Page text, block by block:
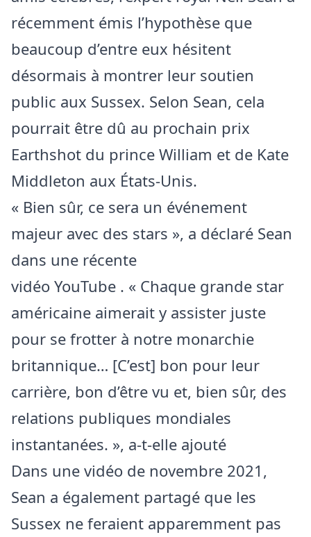
récemment émis l’hypothèse que
beaucoup d’entre eux hésitent
désormais à montrer leur soutien
public aux Sussex. Selon Sean, cela
pourrait être dû au prochain prix
Earthshot du prince William et de Kate
Middleton aux États-Unis.
« Bien sûr, ce sera un événement
majeur avec des stars », a déclaré Sean
dans une récente
vidéo YouTube . « Chaque grande star
américaine aimerait y assister juste
pour se frotter à notre monarchie
britannique… [C’est] bon pour leur
carrière, bon d’être vu et, bien sûr, des
relations publiques mondiales
instantanées. », a-t-elle ajouté
Dans une vidéo de novembre 2021,
Sean a également partagé que les
Sussex ne feraient apparemment pas